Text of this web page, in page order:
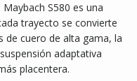
S580 es una
trayecto se convierte
cuero de alta gama, la
adaptativa
placentera.